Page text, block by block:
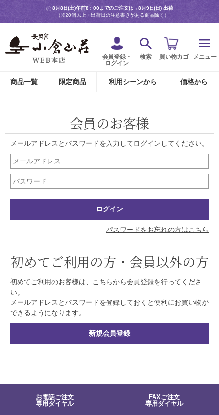
8月8日(土)午前8：00までのご注文は→8月9日(日) 出荷
（※20個以上・出荷日の注意書きがある商品除く）
会員登録・
ログイン
検索 買い物カゴ メニュー
商品一覧 限定商品 利用シーンから 価格から
会員のお客様
メールアドレスとパスワードを入力してログインしてください。
パスワードをお忘れの方はこちら
初めてご利用の方・会員以外の方
初めてご利用のお客様は、こちらから会員登録を行ってくださ
い。
メールアドレスとパスワードを登録しておくと便利にお買い物が
できるようになります。
お電話ご注文
専用ダイヤル
FAXご注文
専用ダイヤル